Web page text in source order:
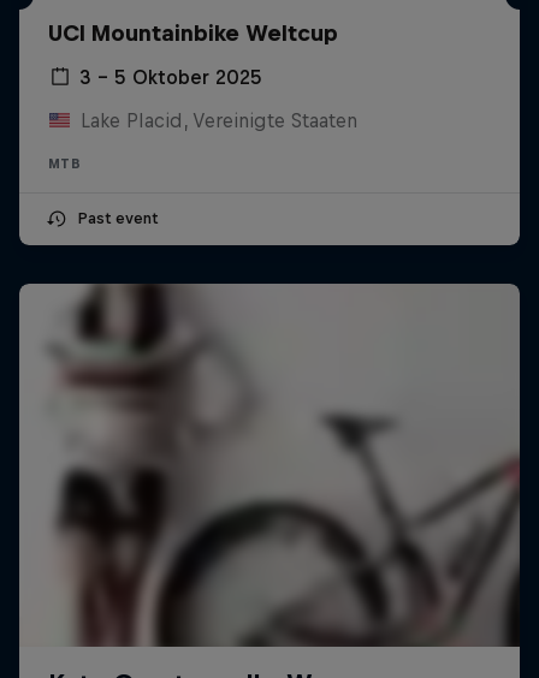
UCI Mountainbike Weltcup
3 – 5 Oktober 2025
Lake Placid, Vereinigte Staaten
MTB
Past event